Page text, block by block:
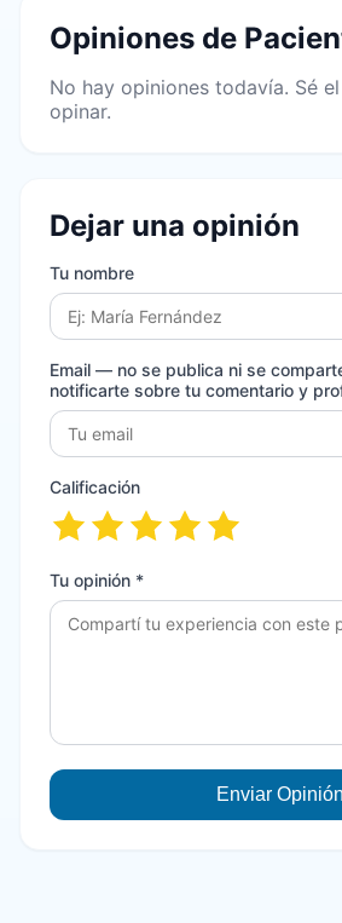
Opiniones de
No hay opiniones todavía. Sé
opinar.
Dejar una opinión
Tu nombre
Email — no se publica ni se
notificarte sobre tu comentario y
Calificación
Tu opinión *
Enviar Opinión